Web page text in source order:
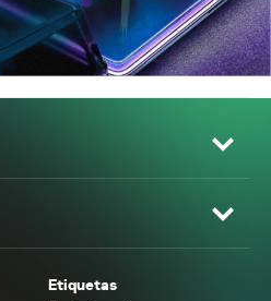
Etiquetas